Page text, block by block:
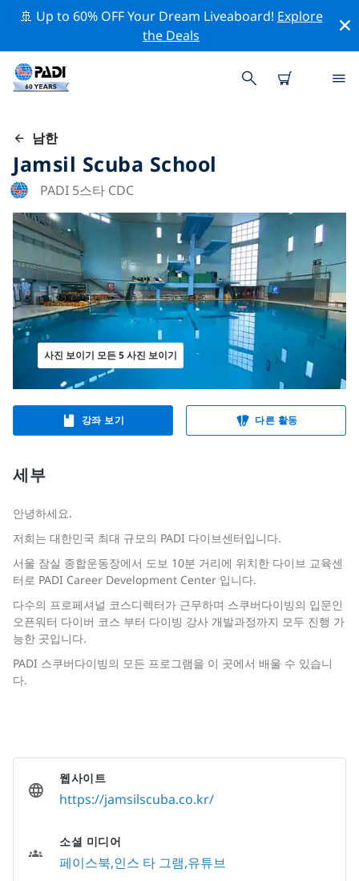
🚢 Up to 60% OFF Your Dream Liveaboard! Explore
the Deals
남한
Jamsil Scuba School
PADI 5스타 CDC
사진 보이기 모든 5 사진 보이기
강좌 보기 다른 활동
세부
안녕하세요.
저희는 대한민국 최대 규모의 PADI 다이브센터입니다.
서울 잠실 종합운동장에서 도보 10분 거리에 위치한 다이브 교육센
터로 PADI Career Development Center 입니다.
다수의 프로페셔널 코스디렉터가 근무하며 스쿠버다이빙의 입문인
오픈워터 다이버 코스 부터 다이빙 강사 개발과정까지 모두 진행 가
능한 곳입니다.
PADI 스쿠버다이빙의 모든 프로그램을 이 곳에서 배울 수 있습니
다.
웹사이트
https://jamsilscuba.co.kr/
소셜 미디어
페이스북 인스 타 그램 유튜브